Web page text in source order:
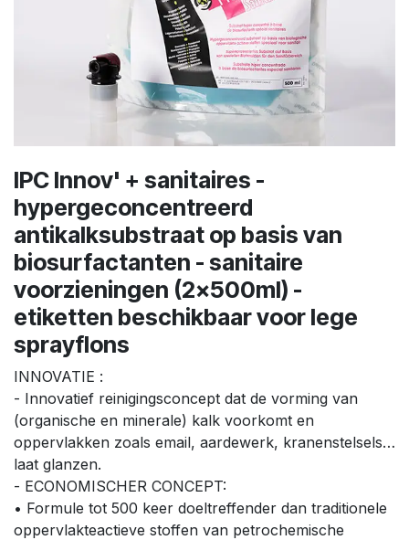
IPC Innov' + sanitaires -
hypergeconcentreerd
antikalksubstraat op basis van
biosurfactanten - sanitaire
voorzieningen (2x500ml) -
etiketten beschikbaar voor lege
sprayflons
INNOVATIE :
- Innovatief reinigingsconcept dat de vorming van
(organische en minerale) kalk voorkomt en
oppervlakken zoals email, aardewerk, kranenstelsels…
laat glanzen.
- ECONOMISCHER CONCEPT:
• Formule tot 500 keer doeltreffender dan traditionele
oppervlakteactieve stoffen van petrochemische